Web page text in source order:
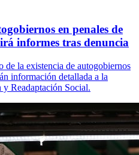
en penales de
informes tras denuncia
la existencia de autogobiernos
información detallada a la
Readaptación Social.